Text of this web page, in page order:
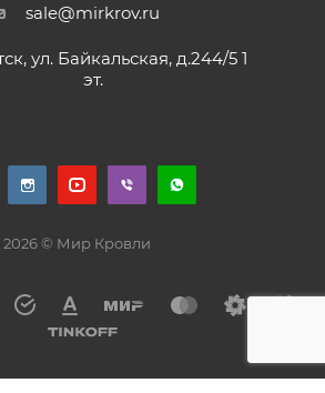
sale@mirkrov.ru
ул. Байкальская, д.244/5 1
эт.
2026 © Мир Кровли